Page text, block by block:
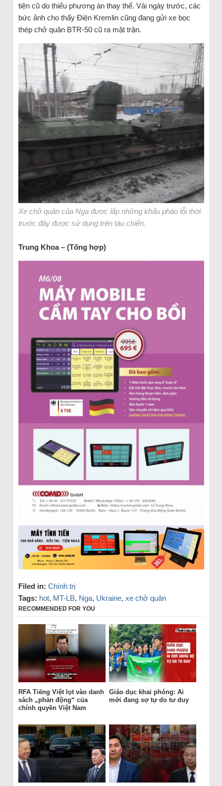
tiện cũ do thiếu phương án thay thế. Vài ngày trước, các
bức ảnh cho thấy Điện Kremlin cũng đang gửi xe bọc
thép chở quân BTR-50 cũ ra mặt trận.
Xe chở quân của Nga đươc lắp những khẩu pháo lỗi thời
trước đây được sử dụng trên tàu chiến.
Trung Khoa – (Tổng hợp)
Filed in: Chính trị
Tags: hot, MT-LB, Nga, Ukraine, xe chở quân
RECOMMENDED FOR YOU
RFA Tiếng Việt lọt vào danh
sách „phản động“ của
chính quyền Việt Nam
Giáo dục khai phóng: Ai
mới đang sợ tự do tư duy